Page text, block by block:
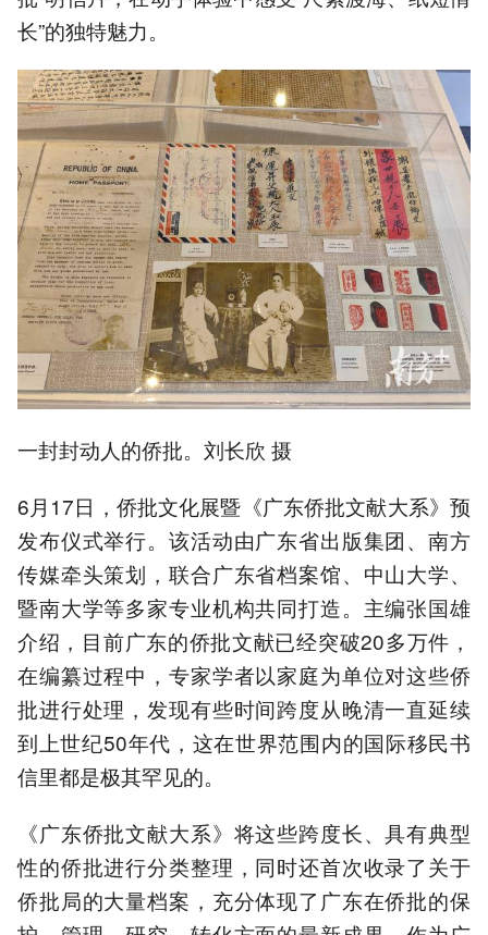
长”的独特魅力。
一封封动人的侨批。刘长欣 摄
6月17日，侨批文化展暨《广东侨批文献大系》预
发布仪式举行。该活动由广东省出版集团、南方
传媒牵头策划，联合广东省档案馆、中山大学、
暨南大学等多家专业机构共同打造。主编张国雄
介绍，目前广东的侨批文献已经突破20多万件，
在编纂过程中，专家学者以家庭为单位对这些侨
批进行处理，发现有些时间跨度从晚清一直延续
到上世纪50年代，这在世界范围内的国际移民书
信里都是极其罕见的。
《广东侨批文献大系》将这些跨度长、具有典型
性的侨批进行分类整理，同时还首次收录了关于
侨批局的大量档案，充分体现了广东在侨批的保